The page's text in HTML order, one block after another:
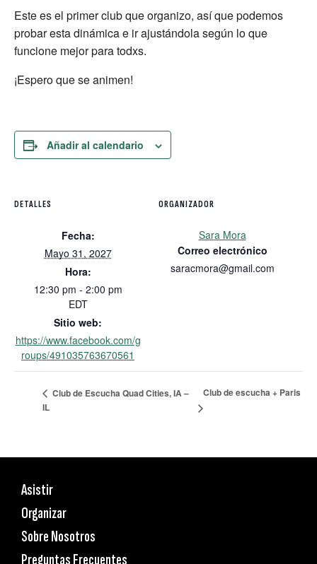
Este es el primer club que organizo, así que podemos
probar esta dinámica e ir ajustándola según lo que
funcione mejor para todxs.
¡Espero que se animen!
Añadir al calendario
DETALLES
Fecha:
Mayo 31, 2027
Hora:
12:30 pm - 2:00 pm
EDT
Sitio web:
https://www.facebook.com/g
roups/491035763670561
ORGANIZADOR
Sara Mora
Correo electrónico
saracmora@gmail.com
Club de Escucha Quad Cities, IA –
IL
Club de escucha + Paris
Asistir
Organizar
Sobre Nosotros
Preguntas Frecuentes